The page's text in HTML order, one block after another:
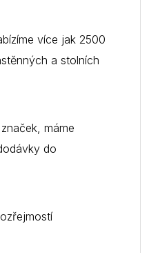
více jak 2500
a stolních
máme
do